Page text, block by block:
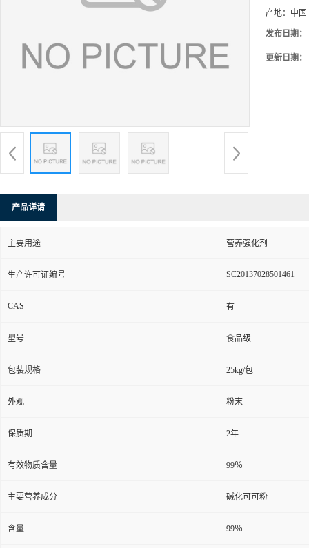
产地： 中国
发布日期：
更新日期：
产品详请
主要用途 营养强化剂
生产许可证编号 SC20137028501461
CAS 有
型号 食品级
包装规格 25kg/包
外观 粉末
保质期 2年
有效物质含量 99％
主要营养成分 碱化可可粉
含量 99％